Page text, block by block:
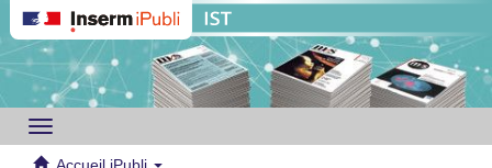
Toggle
navigation